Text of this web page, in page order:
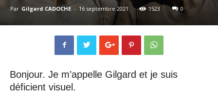
Par Gilgard CADOCHE - 16 septembre 2021 1523 0
Bonjour. Je m’appelle Gilgard et je suis
déficient visuel.